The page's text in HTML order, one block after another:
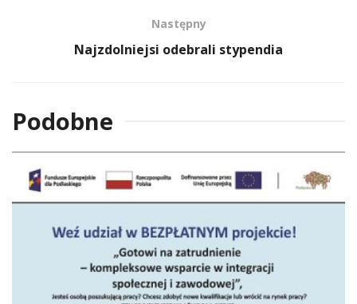
Następny
Najzdolniejsi odebrali stypendia
Podobne